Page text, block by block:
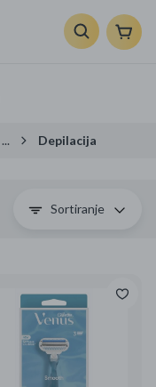
... Depilacija
Sortiranje